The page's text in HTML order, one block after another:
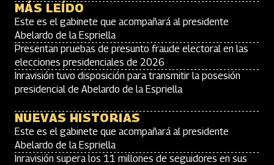
MÁS LEÍDO
Este es el gabinete que acompañará al presidente
Abelardo de la Espriella
Presentan pruebas de presunto fraude electoral en las
elecciones presidenciales de 2026
Inravisión tuvo disposición para transmitir la posesión
presidencial de Abelardo de la Espriella
NUEVAS HISTORIAS
Este es el gabinete que acompañará al presidente
Abelardo de la Espriella
Inravisión supera los 11 millones de seguidores en sus